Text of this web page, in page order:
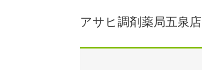
アサヒ調剤薬局五泉店